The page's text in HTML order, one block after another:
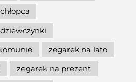
zegarek na lato
zegarek na prezent